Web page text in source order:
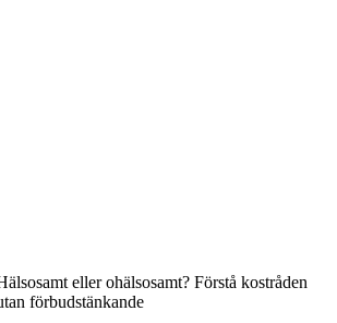
eller ohälsosamt? Förstå kostråden
förbudstänkande